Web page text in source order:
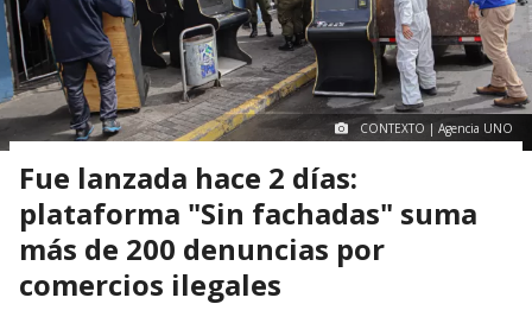
CONTEXTO | Agencia UNO
Fue lanzada hace 2 días:
plataforma "Sin fachadas" suma
más de 200 denuncias por
comercios ilegales